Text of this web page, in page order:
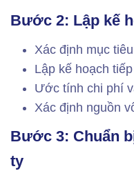
Bước 2: Lập kế
Xác định mục
Lập kế hoạch
Ước tính chi phí
Xác định nguồn
Bước 3: Chuẩn
ty